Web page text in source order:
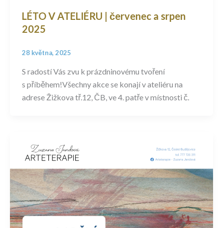
LÉTO V ATELIÉRU | červenec a srpen
2025
28 května, 2025
S radostí Vás zvu k prázdninovému tvoření
s příběhem!Všechny akce se konají v ateliéru na
adrese Žižkova tř.12, ČB, ve 4. patře v místnosti č.